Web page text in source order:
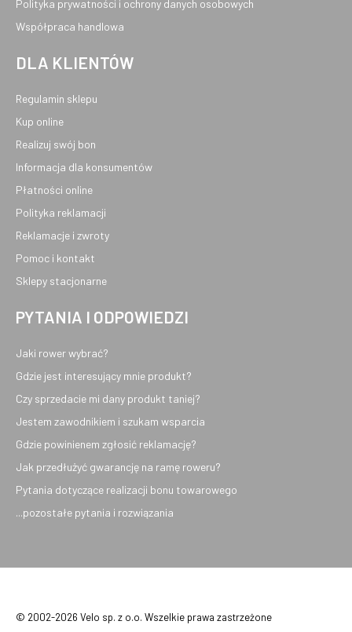
Polityka prywatności i ochrony danych osobowych
Współpraca handlowa
DLA KLIENTÓW
Regulamin sklepu
Kup online
Realizuj swój bon
Informacja dla konsumentów
Płatności online
Polityka reklamacji
Reklamacje i zwroty
Pomoc i kontakt
Sklepy stacjonarne
PYTANIA I ODPOWIEDZI
Jaki rower wybrać?
Gdzie jest interesujący mnie produkt?
Czy sprzedacie mi dany produkt taniej?
Jestem zawodnikiem i szukam wsparcia
Gdzie powinienem zgłosić reklamację?
Jak przedłużyć gwarancję na ramę roweru?
Pytania dotyczące realizacji bonu towarowego
...pozostałe pytania i rozwiązania
© 2002-2026 Velo sp. z o.o. Wszelkie prawa zastrzeżone